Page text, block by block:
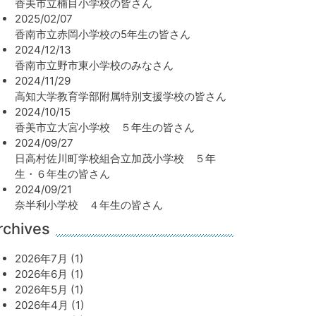
香美市立楠目小学校の皆さん
2025/02/07
香南市立赤岡小学校の5年生の皆さん
2024/12/13
香南市立野市東小学校のみなさん
2024/11/29
高知大学教育学部附属特別支援学校の皆さん
2024/10/15
香美市立大宮小学校 ５年生の皆さん
2024/09/27
日高村佐川町学校組合立加茂小学校 ５年
生・６年生の皆さん
2024/09/21
奈半利小学校 ４年生の皆さん
2026年7月 (1)
2026年6月 (1)
2026年5月 (1)
2026年4月 (1)